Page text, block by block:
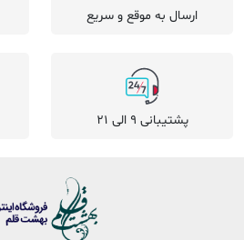
ارسال به موقع و سریع
پشتیبانی 9 الی 21